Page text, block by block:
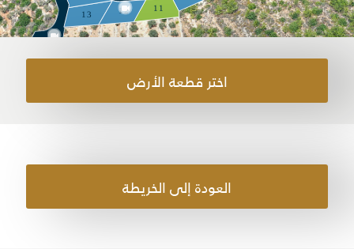
11
13 12
اختر قطعة الأرض
العودة إلى الخريطة